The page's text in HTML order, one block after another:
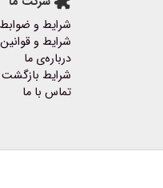
شرایط و
شرایط و قوانین
درباره‌ی ما
شرایط بازگشت
تماس با ما